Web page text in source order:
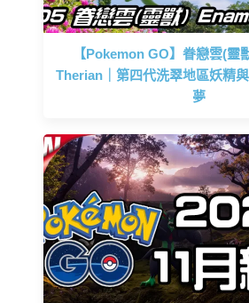
【Pokemon GO】眷戀雲(靈
Therian｜第四代洗翠地區妖精
夢